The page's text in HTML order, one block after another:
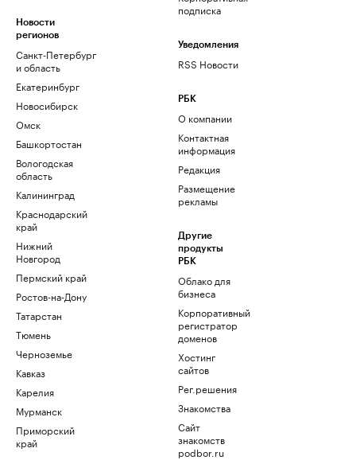
Новости
регионов
Санкт-Петербург
и область
Екатеринбург
Новосибирск
Омск
Башкортостан
Вологодская
область
Калининград
Краснодарский
край
Нижний
Новгород
Пермский край
Ростов-на-Дону
Татарстан
Тюмень
Черноземье
Кавказ
Карелия
Мурманск
Приморский
край
подписка
Уведомления
RSS Новости
РБК
О компании
Контактная
информация
Редакция
Размещение
рекламы
Другие
продукты
РБК
Облако для
бизнеса
Корпоративный
регистратор
доменов
Хостинг
сайтов
Рег.решения
Знакомства
Сайт
знакомств
podbor.ru